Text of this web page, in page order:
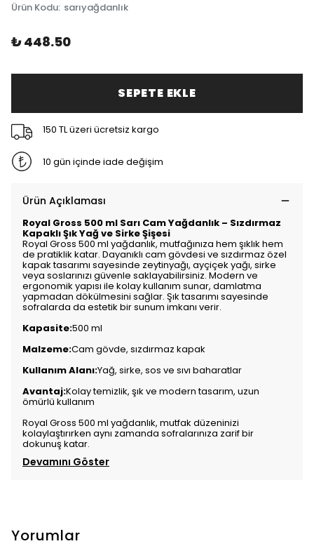
Ürün Kodu: sarıyağdanlık
₺ 448.50
SEPETE EKLE
150 TL üzeri ücretsiz kargo
10 gün içinde iade değişim
Ürün Açıklaması
Royal Gross 500 ml Sarı Cam Yağdanlık – Sızdırmaz
Kapaklı Şık Yağ ve Sirke Şişesi
Royal Gross 500 ml yağdanlık, mutfağınıza hem şıklık hem
de pratiklik katar. Dayanıklı cam gövdesi ve sızdırmaz özel
kapak tasarımı sayesinde zeytinyağı, ayçiçek yağı, sirke
veya soslarınızı güvenle saklayabilirsiniz. Modern ve
ergonomik yapısı ile kolay kullanım sunar, damlatma
yapmadan dökülmesini sağlar. Şık tasarımı sayesinde
sofralarda da estetik bir sunum imkanı verir.
Kapasite:500 ml
Malzeme:Cam gövde, sızdırmaz kapak
Kullanım Alanı:Yağ, sirke, sos ve sıvı baharatlar
Avantaj:Kolay temizlik, şık ve modern tasarım, uzun
ömürlü kullanım
Royal Gross 500 ml yağdanlık, mutfak düzeninizi
kolaylaştırırken aynı zamanda sofralarınıza zarif bir
dokunuş katar.
Devamını Göster
Yorumlar